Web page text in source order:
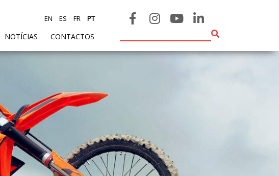
NOTÍCIAS CONTACTOS
EN ES FR PT